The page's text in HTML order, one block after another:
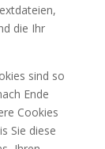
die Ihr
sind so
Ende
Cookies
Sie diese